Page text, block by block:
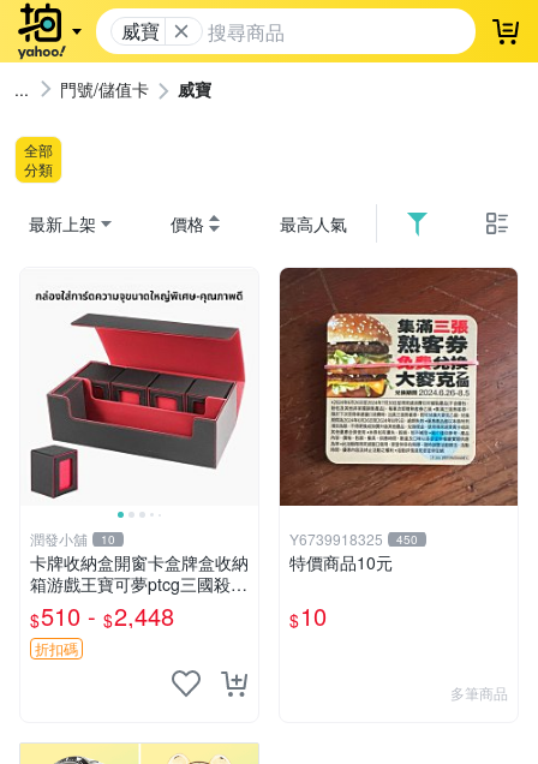
威寶 登
門號/儲值卡 威寶
全部
分類
最新上架 價格 最高人氣
潤發小舖 10
卡牌收納盒開窗卡盒牌盒收納
箱游戲王寶可夢ptcg三國殺海
賊王dtcg
$510 - $2,448
折扣碼
Y6739918325 450
特價商品10元
$10
多筆商品